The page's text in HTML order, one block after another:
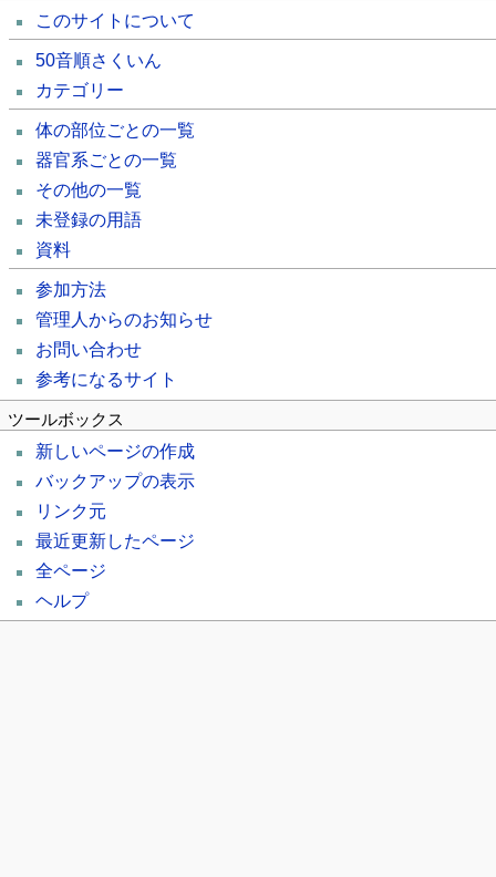
このサイトについて
50音順さくいん
カテゴリー
体の部位ごとの一覧
器官系ごとの一覧
その他の一覧
未登録の用語
資料
参加方法
管理人からのお知らせ
お問い合わせ
参考になるサイト
ツールボックス
新しいページの作成
バックアップの表示
リンク元
最近更新したページ
全ページ
ヘルプ